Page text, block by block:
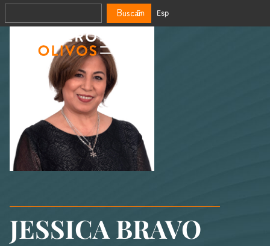
Buscar
En Esp
JESSICA BRAVO